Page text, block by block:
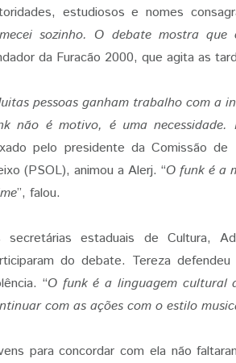
estudiosos e nomes
sozinho. O debate mostra
da Furacão 2000, que agita as
pessoas ganham trabalho com a
não é motivo, é uma
pelo presidente da Comissão
(PSOL), animou a Alerj. “O funk é a
”, falou.
secretárias estaduais de Cultura,
do debate. Tereza
“O funk é a linguagem cultural
com as ações com o estilo
para concordar com ela não